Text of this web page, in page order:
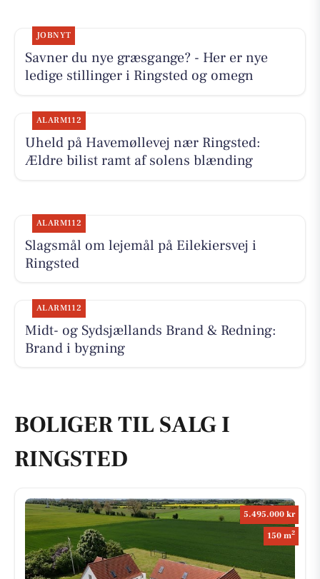
JOBNYT
Savner du nye græsgange? - Her er nye
ledige stillinger i Ringsted og omegn
ALARM112
Uheld på Havemøllevej nær Ringsted:
Ældre bilist ramt af solens blænding
ALARM112
Slagsmål om lejemål på Eilekiersvej i
Ringsted
ALARM112
Midt- og Sydsjællands Brand & Redning:
Brand i bygning
BOLIGER TIL SALG I
RINGSTED
5.495.000 kr
150 m2